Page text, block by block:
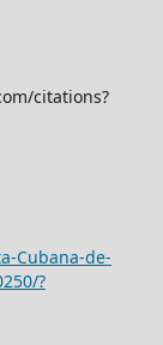
citations?
Cubana-de-
?